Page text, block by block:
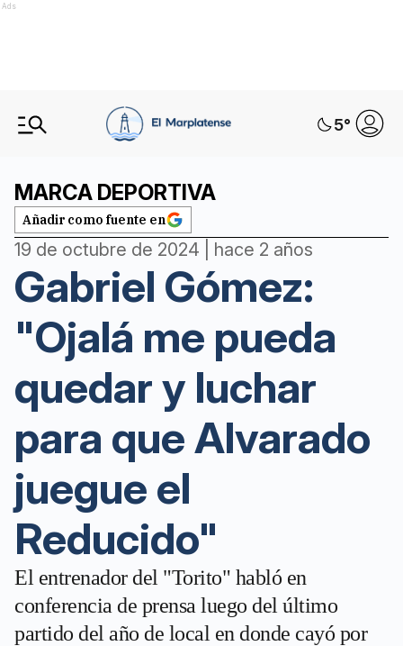
Ads
5°
MARCA DEPORTIVA
Añadir como fuente en
19 de octubre de 2024 | hace 2 años
Gabriel Gómez:
"Ojalá me pueda
quedar y luchar
para que Alvarado
juegue el
Reducido"
El entrenador del "Torito" habló en
conferencia de prensa luego del último
partido del año de local en donde cayó por